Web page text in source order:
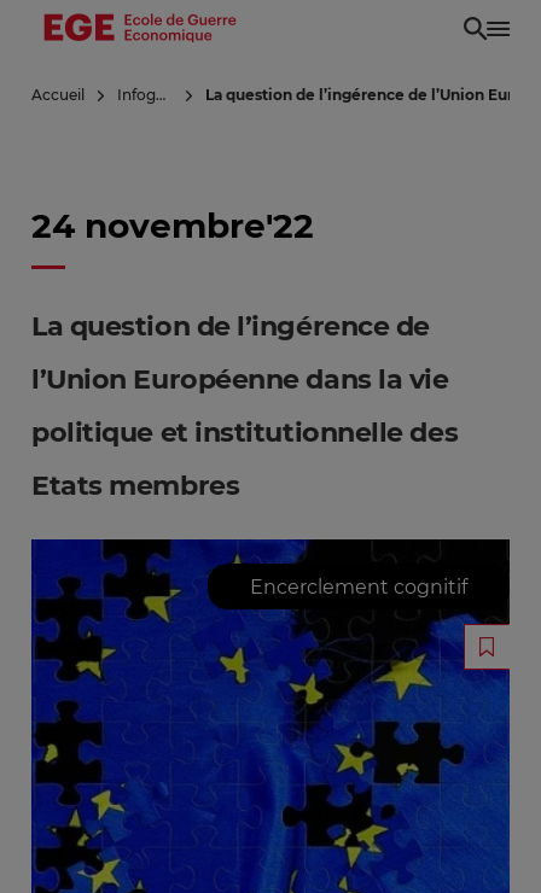
Aller
principal
Accueil Infoguerre La question de l’ingérence de l’Union
24 novembre'22
La question de l’ingérence de
l’Union Européenne dans la vie
politique et institutionnelle des
Etats membres
Encerclement cognitif